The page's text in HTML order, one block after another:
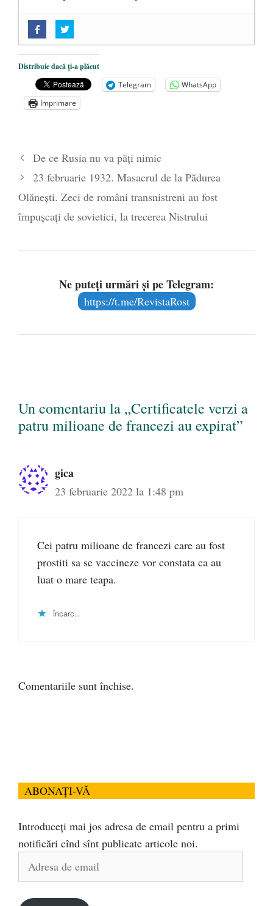
„Acum nu e momentul”
O nouă autostradă distruge pădurea
amazoniană, pentru summitul climatic
COP30 - 14 martie 2025
Alegeri controlate
Distribuie dacă ți-a plăcut
Telegram
WhatsApp
Imprimare
De ce Rusia nu va păți nimic
23 februarie 1932. Masacrul de la Pădurea
Olănești. Zeci de români transnistreni au fost
împușcați de sovietici, la trecerea Nistrului
Ne puteți urmări și pe Telegram:
https://t.me/RevistaRost
Un comentariu la „Certificatele verzi a
patru milioane de francezi au expirat”
gica
23 februarie 2022 la 1:48 pm
Cei patru milioane de francezi care au fost
prostiti sa se vaccineze vor constata ca au
luat o mare teapa.
Încarc...
Comentariile sunt închise.
ABONAȚI-VĂ
Introduceți mai jos adresa de email pentru a primi
notificări cînd sînt publicate articole noi.